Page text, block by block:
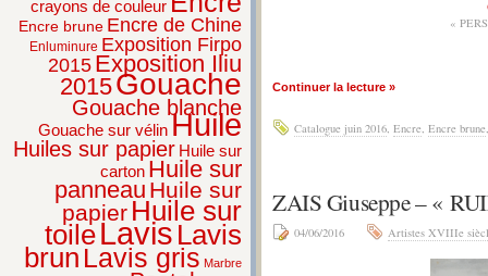
crayons de couleur
Encre brune Encre de Chine
Enluminure Exposition Firpo
2015 Exposition Iliu
2015Gouache
Gouache blanche
Gouache sur vélinHuile
Huiles sur papier Huile sur
carton Huile sur
panneau Huile sur
papier Huile sur
toileLavis Lavis
brun Lavis gris Marbre
«
Continuer la lecture »
Catalogue juin 2016, Encre, Encre brune
ZAIS Giuseppe – «
04/06/2016 Artistes XVIIIe